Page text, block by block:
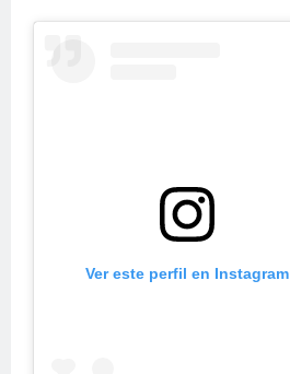
Ver este perfil en Instagram